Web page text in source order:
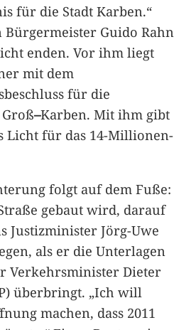
für die Stadt Karben.“
Bürgermeister Guido Rahn
enden. Vor ihm liegt
mit dem
für die
–Karben. Mit ihm gibt
Licht für das 14-Millionen-
folgt auf dem Fuße:
gebaut wird, darauf
Justizminister Jörg-Uwe
als er die Unterlagen
Verkehrsminister Dieter
überbringt. „Ich will
machen, dass 2011